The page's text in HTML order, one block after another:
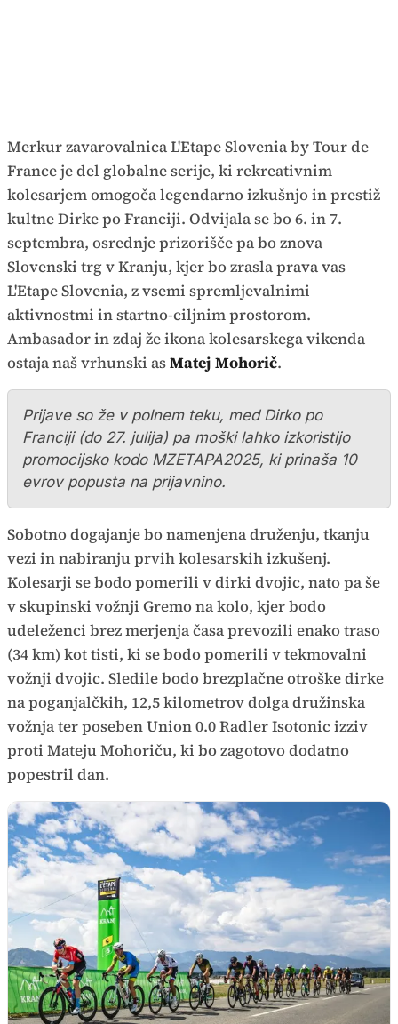
Merkur zavarovalnica L'Etape Slovenia by Tour de
France je del globalne serije, ki rekreativnim
kolesarjem omogoča legendarno izkušnjo in prestiž
kultne Dirke po Franciji. Odvijala se bo 6. in 7.
septembra, osrednje prizorišče pa bo znova
Slovenski trg v Kranju, kjer bo zrasla prava vas
L'Etape Slovenia, z vsemi spremljevalnimi
aktivnostmi in startno-ciljnim prostorom.
Ambasador in zdaj že ikona kolesarskega vikenda
ostaja naš vrhunski asMatej Mohorič.
Prijave so že v polnem teku, med Dirko po
Franciji (do 27. julija) pa moški lahko izkoristijo
promocijsko kodo MZETAPA2025, ki prinaša 10
evrov popusta na prijavnino.
Sobotno dogajanje bo namenjena druženju, tkanju
vezi in nabiranju prvih kolesarskih izkušenj.
Kolesarji se bodo pomerili v dirki dvojic, nato pa še
v skupinski vožnji Gremo na kolo, kjer bodo
udeleženci brez merjenja časa prevozili enako traso
(34 km) kot tisti, ki se bodo pomerili v tekmovalni
vožnji dvojic. Sledile bodo brezplačne otroške dirke
na poganjalčkih, 12,5 kilometrov dolga družinska
vožnja ter poseben Union 0.0 Radler Isotonic izziv
proti Mateju Mohoriču, ki bo zagotovo dodatno
popestril dan.